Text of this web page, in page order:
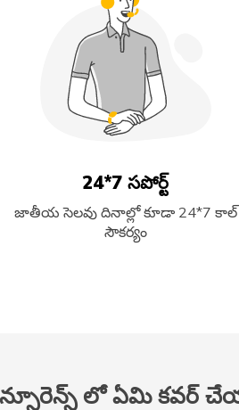
24*7 సపోర్ట్
జాతీయ సెలవు దినాల్లో కూడా 24*7 కాల్
సౌకర్యం
లో ఏమి కవర్